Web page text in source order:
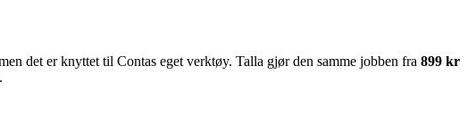
det er knyttet til Contas eget verktøy. Talla gjør den samme jobben fra 899 kr